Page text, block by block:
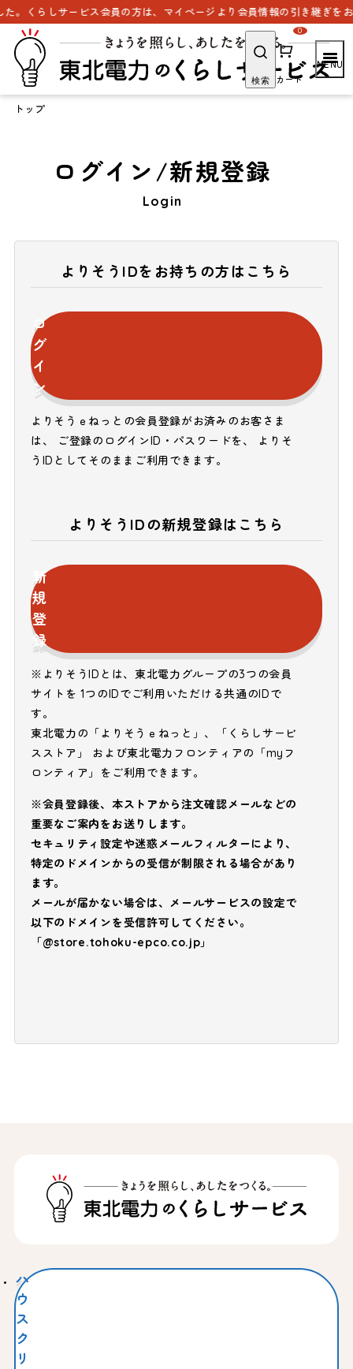
くらしサービス会員の方は、マイページより会員情報の引き継ぎをお願
検索 カート
0
トップ
ログイン/新規登録
Login
よりそうIDをお持ちの方はこちら
ロ
グ
イ
ン
よりそうｅねっとの会員登録がお済みのお客さま
は、 ご登録のログインID・パスワードを、 よりそ
うIDとしてそのままご利用できます。
よりそうIDの新規登録はこちら
新
規
登
録
※よりそうIDとは、東北電力グループの3つの会員
サイトを 1つのIDでご利用いただける共通のIDで
す。
東北電力の「よりそうｅねっと」、「くらしサービ
スストア」 および東北電力フロンティアの「myフ
ロンティア」をご利用できます。
※会員登録後、本ストアから注文確認メールなどの
重要なご案内をお送りします。
セキュリティ設定や迷惑メールフィルターにより、
特定のドメインからの受信が制限される場合があり
ます。
メールが届かない場合は、メールサービスの設定で
以下のドメインを受信許可してください。
「@store.tohoku-epco.co.jp」
ハ
ウ
ス
ク
リ